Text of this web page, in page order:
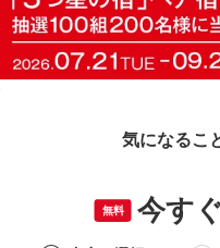
気になるこ
無料 今す